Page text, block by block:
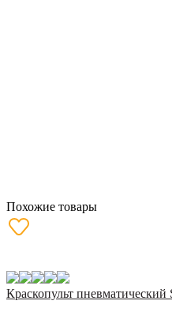
Похожие товары
Краскопульт